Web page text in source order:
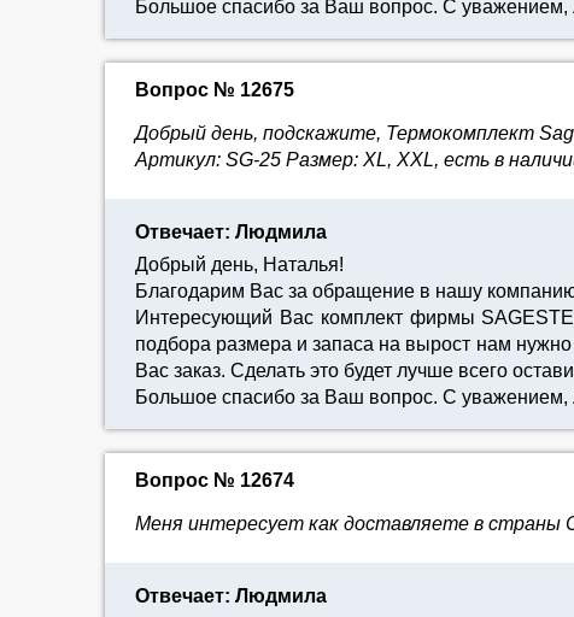
Большое спасибо за Ваш вопрос. С
Вопрос № 12675
Добрый день, подскажите, Термокомплект
Артикул: SG-25 Размер: XL, XXL, есть в
Отвечает: Людмила
Добрый день, Наталья!
Благодарим Вас за обращение в нашу
Интересующий Вас комплект фирмы
подбора размера и запаса на вырост нам
Вас заказ. Сделать это будет лучше всего
Большое спасибо за Ваш вопрос. С
Вопрос № 12674
Меня интересует как доставляете в страны
Отвечает: Людмила